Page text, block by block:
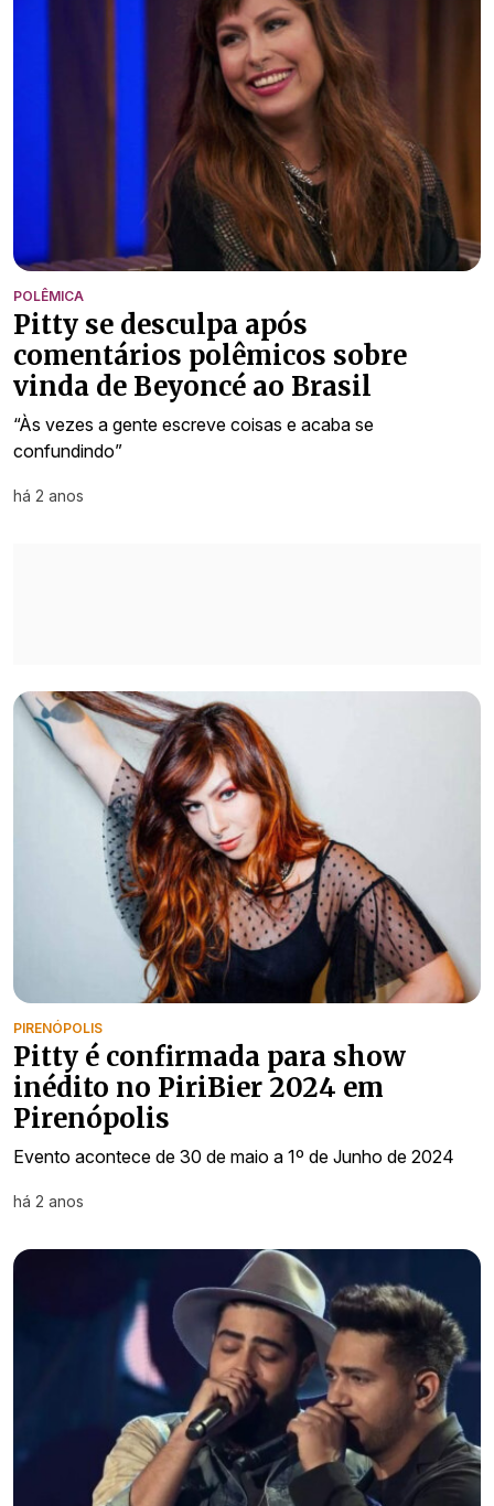
POLÊMICA
Pitty se desculpa após
comentários polêmicos sobre
vinda de Beyoncé ao Brasil
“Às vezes a gente escreve coisas e acaba se
confundindo”
há 2 anos
PIRENÓPOLIS
Pitty é confirmada para show
inédito no PiriBier 2024 em
Pirenópolis
Evento acontece de 30 de maio a 1º de Junho de 2024
há 2 anos